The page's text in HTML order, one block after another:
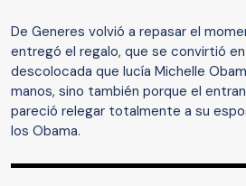
De Generes volvió a repasar el
entregó el regalo, que se convirtió
descolocada que lucía Michelle
manos, sino también porque el
pareció relegar totalmente a su
los Obama.